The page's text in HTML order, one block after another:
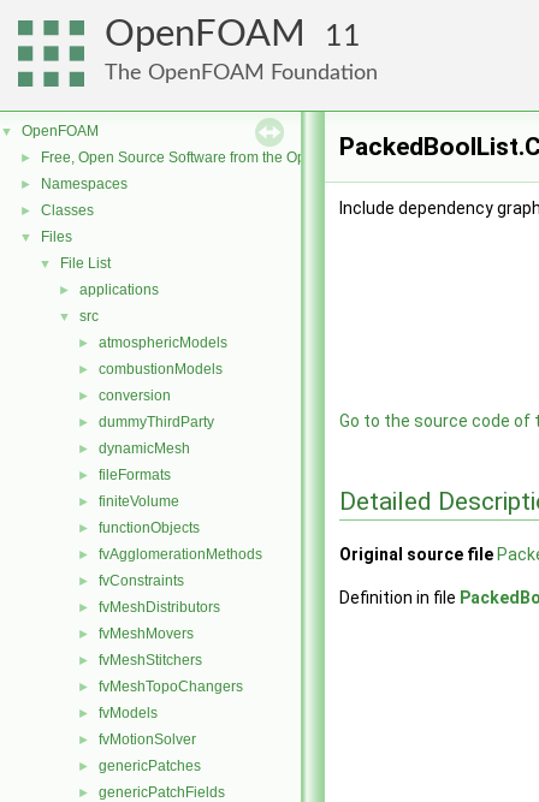
OpenFOAM 11
The OpenFOAM Foundation
▼ OpenFOAM
► Free, Open Source Software from the OpenFOAM Foundation
► Namespaces
► Classes
▼ Files
▼ File List
► applications
▼ src
► atmosphericModels
► combustionModels
► conversion
► dummyThirdParty
► dynamicMesh
► fileFormats
► finiteVolume
► functionObjects
► fvAgglomerationMethods
► fvConstraints
► fvMeshDistributors
► fvMeshMovers
► fvMeshStitchers
► fvMeshTopoChangers
► fvModels
► fvMotionSolver
► genericPatches
► genericPatchFields
Include dependency
Go to the source code of
Detailed
Original source file
Definition in file